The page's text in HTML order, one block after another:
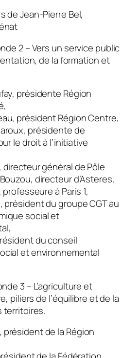
de Jean-Pierre Bel,
2 – Vers un service public
de la formation et
présidente Région
président Région Centre,
présidente de
le droit à l’initiative
directeur général de Pôle
directeur d’Asteres,
à Paris 1,
président du groupe CGT au
social et
du conseil
et environnemental
3 – L’agriculture et
piliers de l’équilibre et de la
territoires.
président de la Région